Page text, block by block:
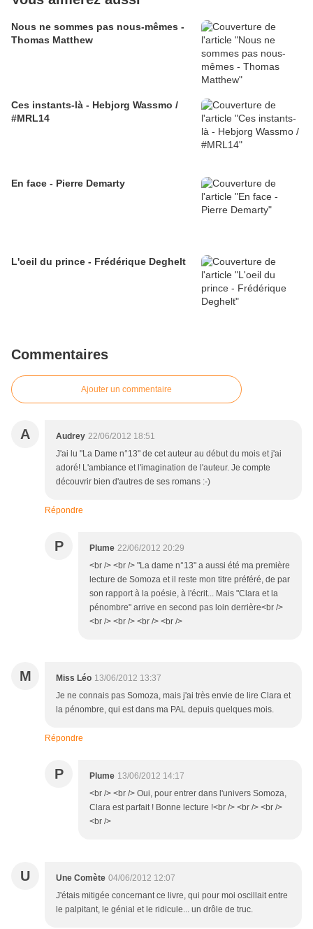
Nous ne sommes pas nous-mêmes -
Thomas Matthew
Ces instants-là - Hebjorg Wassmo /
#MRL14
En face - Pierre Demarty
L'oeil du prince - Frédérique Deghelt
Commentaires
Ajouter un commentaire
A Audrey 22/06/2012 18:51
J'ai lu "La Dame n°13" de cet auteur au début du mois et j'ai
adoré! L'ambiance et l'imagination de l'auteur. Je compte
découvrir bien d'autres de ses romans :-)
Répondre
P Plume 22/06/2012 20:29
<br /> <br /> "La dame n°13" a aussi été ma première
lecture de Somoza et il reste mon titre préféré, de par
son rapport à la poésie, à l'écrit... Mais "Clara et la
pénombre" arrive en second pas loin derrière<br />
<br /> <br /> <br /> <br />
M Miss Léo 13/06/2012 13:37
Je ne connais pas Somoza, mais j'ai très envie de lire Clara et
la pénombre, qui est dans ma PAL depuis quelques mois.
Répondre
P Plume 13/06/2012 14:17
<br /> <br /> Oui, pour entrer dans l'univers Somoza,
Clara est parfait ! Bonne lecture !<br /> <br /> <br />
<br />
U Une Comète 04/06/2012 12:07
J'étais mitigée concernant ce livre, qui pour moi oscillait entre
le palpitant, le génial et le ridicule... un drôle de truc.